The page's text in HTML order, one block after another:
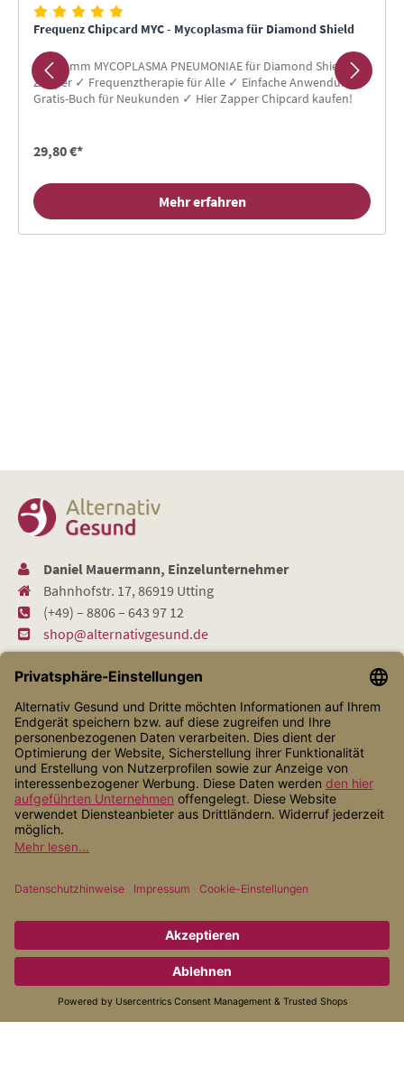
Frequenz Chipcard MYC - Mycoplasma für Diamond Shield
Programm MYCOPLASMA PNEUMONIAE für Diamond Shield
Zapper ✓ Frequenztherapie für Alle ✓ Einfache Anwendung ✓
Gratis-Buch für Neukunden ✓ Hier Zapper Chipcard kaufen!
29,80 €*
Mehr erfahren
Daniel Mauermann, Einzelunternehmer
Bahnhofstr. 17, 86919 Utting
(+49) – 8806 – 643 97 12
shop@alternativgesund.de
Shop Service
Informationen
Zahlungsarten
© 2026 Alternativ Gesund
* Alle Preise inkl. gesetzl. Mehrwertsteuer zzgl.
nicht anders angegeben.